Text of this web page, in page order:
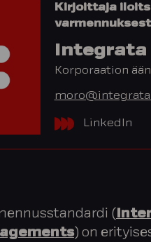
Kirjoittaja
Korporaation
LinkedIn
(
) on